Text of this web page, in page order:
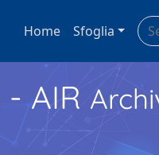
Home Sfoglia
- AIR